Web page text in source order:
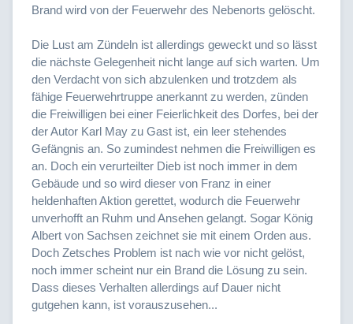
Brand wird von der Feuerwehr des Nebenorts gelöscht.
Die Lust am Zündeln ist allerdings geweckt und so lässt
die nächste Gelegenheit nicht lange auf sich warten. Um
den Verdacht von sich abzulenken und trotzdem als
fähige Feuerwehrtruppe anerkannt zu werden, zünden
die Freiwilligen bei einer Feierlichkeit des Dorfes, bei der
der Autor Karl May zu Gast ist, ein leer stehendes
Gefängnis an. So zumindest nehmen die Freiwilligen es
an. Doch ein verurteilter Dieb ist noch immer in dem
Gebäude und so wird dieser von Franz in einer
heldenhaften Aktion gerettet, wodurch die Feuerwehr
unverhofft an Ruhm und Ansehen gelangt. Sogar König
Albert von Sachsen zeichnet sie mit einem Orden aus.
Doch Zetsches Problem ist nach wie vor nicht gelöst,
noch immer scheint nur ein Brand die Lösung zu sein.
Dass dieses Verhalten allerdings auf Dauer nicht
gutgehen kann, ist vorauszusehen...